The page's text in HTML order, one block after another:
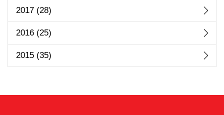
2017 (28)
2016 (25)
2015 (35)